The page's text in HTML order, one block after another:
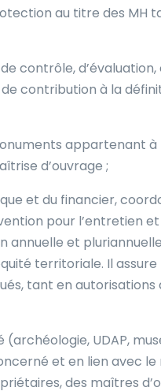
au titre des MH
contrôle, d’évaluation,
contribution à la
appartenant à
d’ouvrage ;
et du financier,
pour l’entretien
et
territoriale. Il assure
tant en autorisations
UDAP,
et en lien avec le
des maîtres